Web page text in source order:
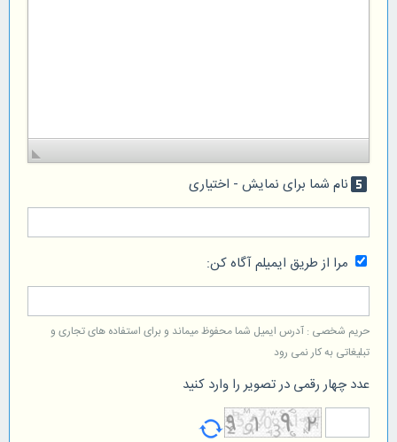
looks_5نام شما برای نمایش - اختیاری
مرا از طریق ایمیلم آگاه کن:
حریم شخصی : آدرس ایمیل شما محفوظ میماند و برای استفاده های تجاری و
تبلیغاتی به کار نمی رود
عدد چهار رقمی در تصویر را وارد کنید